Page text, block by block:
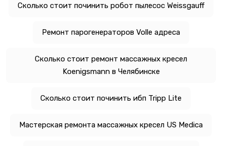
Сколько стоит починить робот пылесос Weissgauff
Ремонт парогенераторов Volle адреса
Сколько стоит ремонт массажных кресел
Koenigsmann в Челябинске
Сколько стоит починить ибп Tripp Lite
Мастерская ремонта массажных кресел US Medica